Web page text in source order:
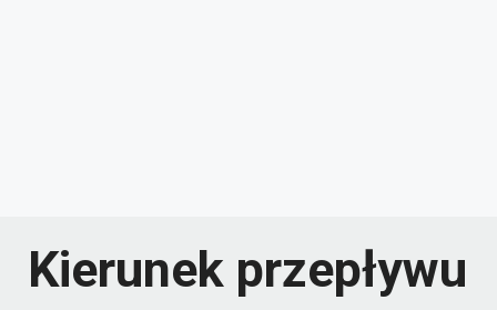
Kierunek przepływu